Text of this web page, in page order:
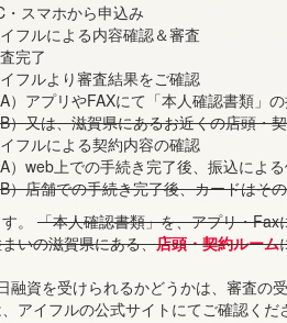
・スマホから申込み
フルによる内容確認＆審査
完了
フルより審査結果をご確認
A）アプリやFAXにて「本人確認書類」
）又は、滋賀県にあるお近くの店頭・
フルによる契約内容の確認
A）web上での手続き完了後、振込によ
）店舗での手続き完了後、カードはそ
。 「本人確認書類」を、アプリ・Fax
いの滋賀県にある、店頭・契約ルーム
融資を受けられるかどうかは、審査の
アイフルの公式サイトにてご確認くだ